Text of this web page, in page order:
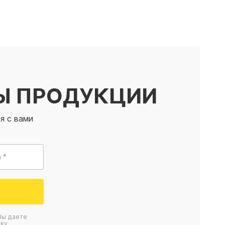
ПРОДУКЦИИ
с вами
*
даете